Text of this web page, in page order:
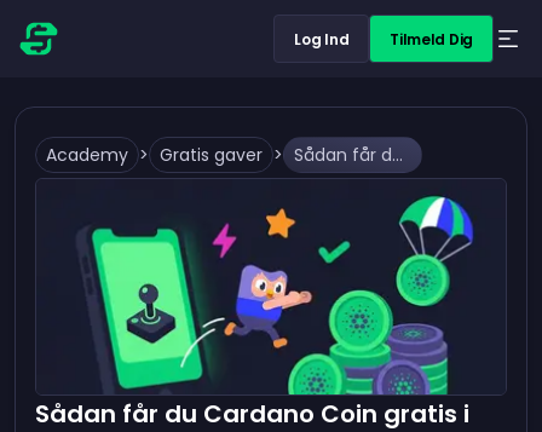
Log Ind Tilmeld Dig
Academy > Gratis gaver > Sådan får du Cardano Coin gratis i 2026
Sådan får du Cardano Coin gratis i